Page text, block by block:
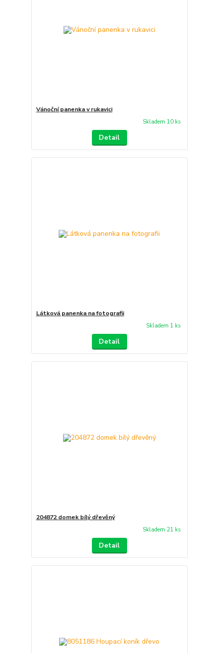
Vánoční panenka v rukavici
Skladem 10 ks
Detail
Látková panenka na fotografii
Skladem 1 ks
Detail
204872 domek bílý dřevěný
Skladem 21 ks
Detail